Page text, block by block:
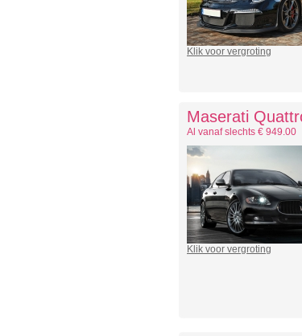
Klik voor vergroting
Maserati
Al vanaf slechts € 949.00
Klik voor vergroting